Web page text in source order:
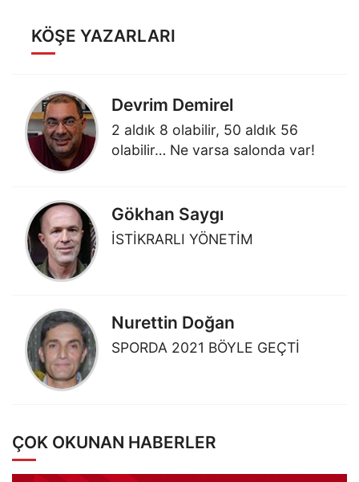
KÖŞE YAZARLARI
Devrim Demirel
2 aldık 8 olabilir, 50 aldık 56
olabilir… Ne varsa salonda var!
Gökhan Saygı
İSTİKRARLI YÖNETİM
Nurettin Doğan
SPORDA 2021 BÖYLE GEÇTİ
ÇOK OKUNAN HABERLER